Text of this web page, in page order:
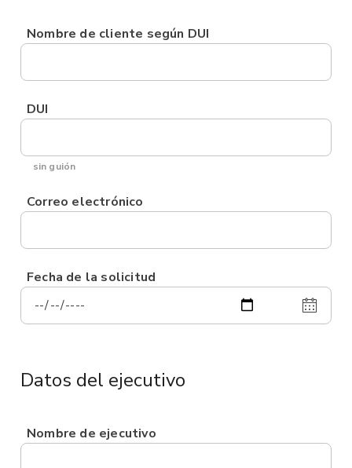
Nombre de cliente según DUI
DUI
sin guión
Correo electrónico
Fecha de la solicitud
Datos del ejecutivo
Nombre de ejecutivo